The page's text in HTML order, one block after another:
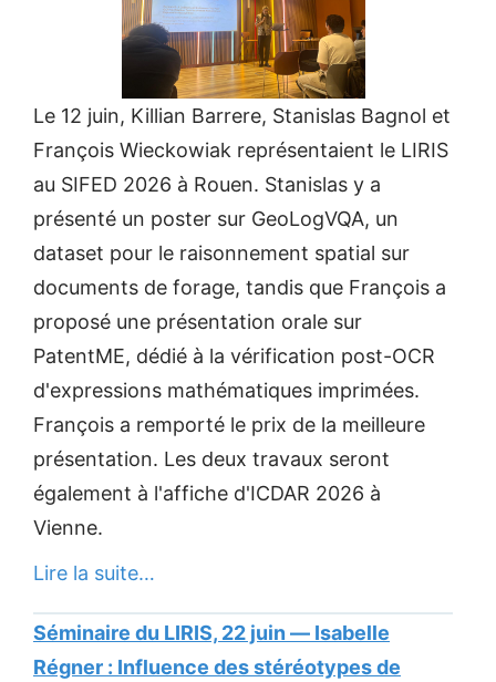
Le 12 juin, Killian Barrere, Stanislas Bagnol et
François Wieckowiak représentaient le LIRIS
au SIFED 2026 à Rouen. Stanislas y a
présenté un poster sur GeoLogVQA, un
dataset pour le raisonnement spatial sur
documents de forage, tandis que François a
proposé une présentation orale sur
PatentME, dédié à la vérification post-OCR
d'expressions mathématiques imprimées.
François a remporté le prix de la meilleure
présentation. Les deux travaux seront
également à l'affiche d'ICDAR 2026 à
Vienne.
Lire la suite…
Séminaire du LIRIS, 22 juin — Isabelle
Régner : Influence des stéréotypes de